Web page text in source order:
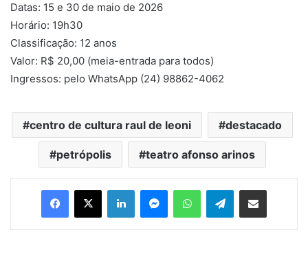
Datas: 15 e 30 de maio de 2026
Horário: 19h30
Classificação: 12 anos
Valor: R$ 20,00 (meia-entrada para todos)
Ingressos: pelo WhatsApp (24) 98862-4062
centro de cultura raul de leoni destacado
petrópolis teatro afonso arinos
Telegram